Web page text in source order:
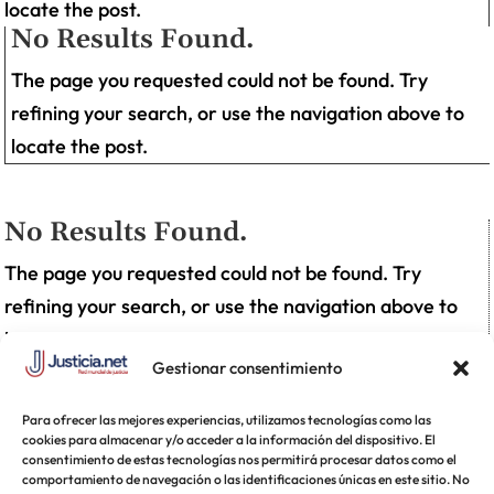
Gestionar consentimiento
Para ofrecer las mejores experiencias, utilizamos tecnologías como las
cookies para almacenar y/o acceder a la información del dispositivo. El
consentimiento de estas tecnologías nos permitirá procesar datos como el
comportamiento de navegación o las identificaciones únicas en este sitio. No
locate the post.
No Results Found.
The page you requested could not be found. Try
refining your search, or use the navigation above to
locate the post.
No Results Found.
The page you requested could not be found. Try
refining your search, or use the navigation above to
locate the post.